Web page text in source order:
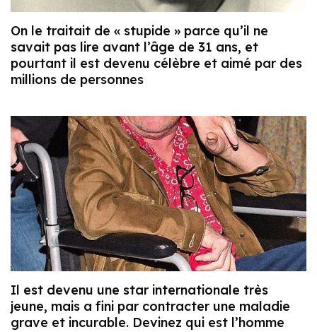
On le traitait de « stupide » parce qu’il ne
savait pas lire avant l’âge de 31 ans, et
pourtant il est devenu célèbre et aimé par des
millions de personnes
Il est devenu une star internationale très
jeune, mais a fini par contracter une maladie
grave et incurable. Devinez qui est l’homme